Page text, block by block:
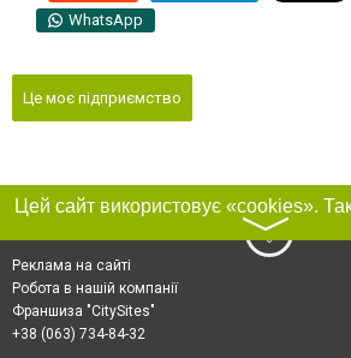
WhatsApp
Це моє підприємство
〉
Реклама на сайті
Робота в нашій компанії
Франшиза "CitySites"
+38 (063) 734-84-32